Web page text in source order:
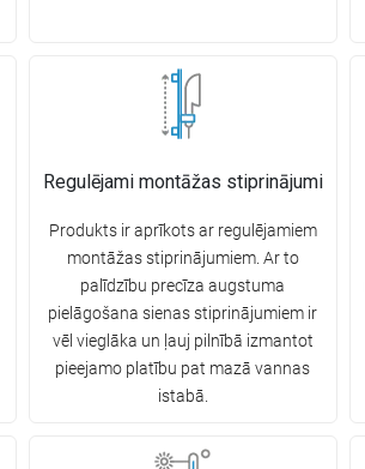
Regulējami montāžas stiprinājumi
Produkts ir aprīkots ar regulējamiem
montāžas stiprinājumiem. Ar to
palīdzību precīza augstuma
pielāgošana sienas stiprinājumiem ir
vēl vieglāka un ļauj pilnībā izmantot
pieejamo platību pat mazā vannas
istabā.